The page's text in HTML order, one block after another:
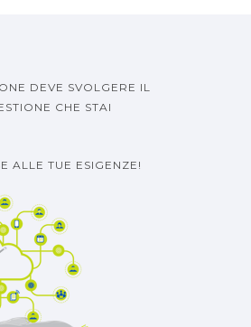
DEVE SVOLGERE IL
CHE STAI
ALLE TUE ESIGENZE!